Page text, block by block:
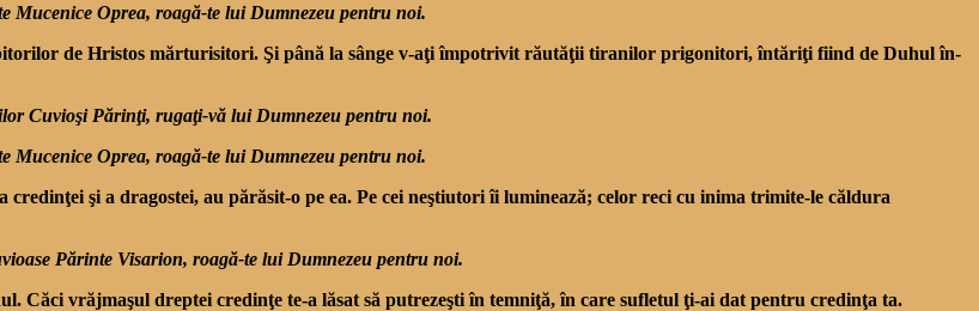
Mucenice Oprea, roagă-te lui Dumnezeu pentru noi.
de Hristos mărturisitori. Şi până la sânge v-aţi împotri­vit răutăţii tiranilor prigoni­tori, întăriţi fiind de Duhul în­
Cuvioşi Părinţi, rugaţi-vă lui Dumnezeu pentru noi.
Mucenice Oprea, roagă-te lui Dumnezeu pentru noi.
şi a dragostei, au părăsit-o pe ea. Pe cei neştiutori îi luminează; celor reci cu inima trimite-le căldura
Părinte Visarion, roagă-te lui Dumnezeu pentru noi.
Căci vrăjmaşul dreptei credinţe te-a lăsat să putrezeşti în temniţă, în care sufletul ţi-ai dat pentru credinţa ta.